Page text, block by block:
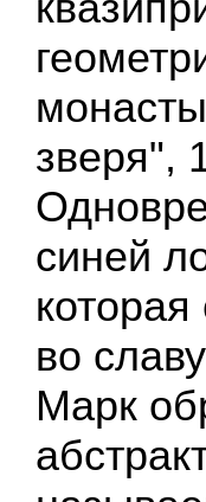
зверя",
синей
во
Марк